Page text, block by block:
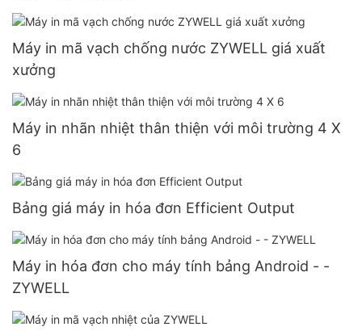
Máy in mã vạch chống nước ZYWELL giá xuất
xưởng
Máy in nhãn nhiệt thân thiện với môi trường 4 X
6
Bảng giá máy in hóa đơn Efficient Output
Máy in hóa đơn cho máy tính bảng Android - -
ZYWELL